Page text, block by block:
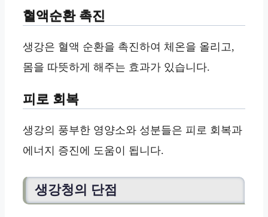
혈액순환 촉진
생강은 혈액 순환을 촉진하여 체온을 올리고,
몸을 따뜻하게 해주는 효과가 있습니다.
피로 회복
생강의 풍부한 영양소와 성분들은 피로 회복과
에너지 증진에 도움이 됩니다.
생강청의 단점